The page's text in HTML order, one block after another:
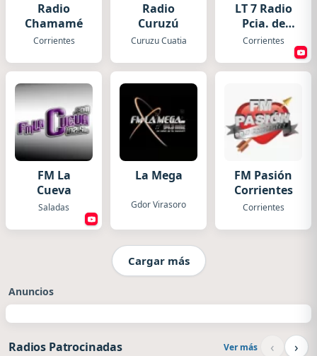
Radio
Chamamé
Corrientes
Radio
Curuzú
Curuzu Cuatia
LT 7 Radio
Pcia. de
Corrientes
Corrientes
FM La
Cueva
Saladas
La Mega
Gdor Virasoro
FM Pasión
Corrientes
Corrientes
Cargar más
Anuncios
Radios Patrocinadas Ver más ‹ ›